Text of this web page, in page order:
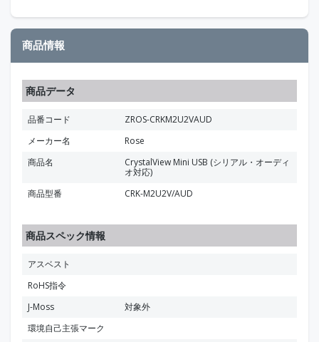
商品情報
商品データ
品番コード
ZROS-CRKM2U2VAUD
メーカー名
Rose
商品名
CrystalView Mini USB (シリアル・オーディ
オ対応)
商品型番
CRK-M2U2V/AUD
商品スペック情報
アスベスト
RoHS指令
J-Moss
対象外
環境自己主張マーク